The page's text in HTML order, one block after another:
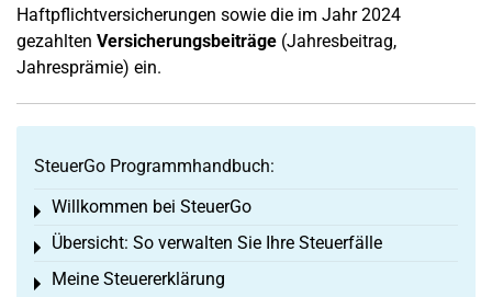
Haftpflichtversicherungen sowie die im Jahr 2024
gezahlten Versicherungsbeiträge (Jahresbeitrag,
Jahresprämie) ein.
SteuerGo Programmhandbuch:
Willkommen bei SteuerGo
Toggle menu
Übersicht: So verwalten Sie Ihre Steuerfälle
Toggle menu
Meine Steuererklärung
Toggle menu